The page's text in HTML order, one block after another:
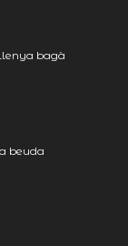
bagà
beuda